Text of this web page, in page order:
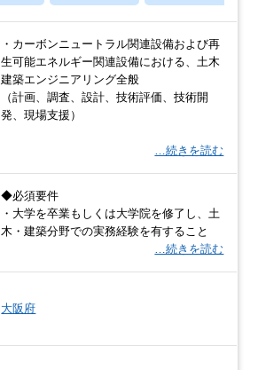
・カーボンニュートラル関連設備および再
生可能エネルギー関連設備における、土木
建築エンジニアリング全般
（計画、調査、設計、技術評価、技術開
発、現場支援）
…続きを読む
◆必須要件
・大学を卒業もしくは大学院を修了し、土
木・建築分野での実務経験を有すること
…続きを読む
大阪府